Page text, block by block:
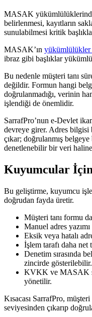
MASAK
belirlenmesi, kayıtların
sunulabilmesi kritik
MASAK’ın yükümlülükler
ibraz gibi başlıklar
Bu nedenle müşteri tanı
değildir. Formun hangi
doğrulanmadığı, verinin
işlendiği de önemlidir.
SarrafPro’nun e-Devlet
devreye girer. Adres bilgisi
çıkar; doğrulanmış belgeye
denetlenebilir bir veri
Kuyumcular
Bu geliştirme, kuyumcu
doğrudan fayda üretir.
Müşteri tanı formu
Manuel adres yazımı
Eksik veya hatalı
İşlem tarafı daha net
Denetim sırasında
zincirde gösterilebilir.
KVKK ve MASAK
yönetilir.
Kısacası SarrafPro,
seviyesinden çıkarıp